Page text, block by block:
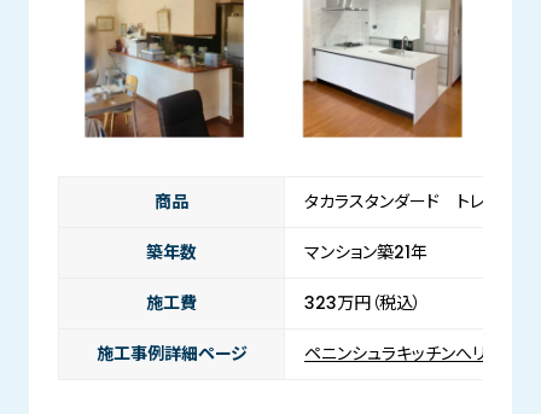
商品 タカラスタンダード トレーシア
築年数 マンション築21年
施工費 323万円（税込）
施工事例詳細ページ ペニンシュラキッチンへリノベ